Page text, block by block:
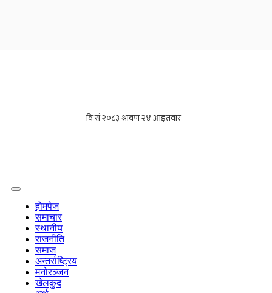
होमपेज
समाचार
स्थानीय
राजनीति
समाज
अन्तर्राष्ट्रिय
मनोरञ्जन
खेलकुद